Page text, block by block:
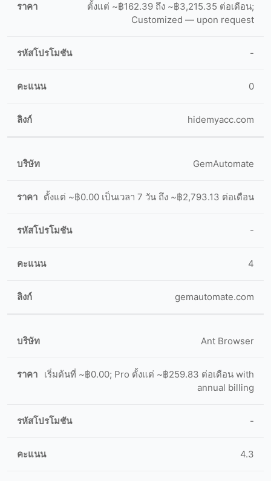
ตั้งแต่ ~฿162.39 ถึง ~฿3,215.35 ต่อเดือน;
Customized — upon request
-
0
hidemyacc.com
GemAutomate
ตั้งแต่ ~฿0.00 เป็นเวลา 7 วัน ถึง ~฿2,793.13 ต่อเดือน
-
4
gemautomate.com
Ant Browser
เริ่มต้นที่ ~฿0.00; Pro ตั้งแต่ ~฿259.83 ต่อเดือน with
annual billing
-
4.3